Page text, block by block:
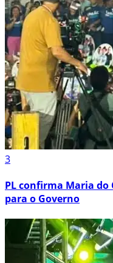
3
PL confirma Maria do
para o Governo